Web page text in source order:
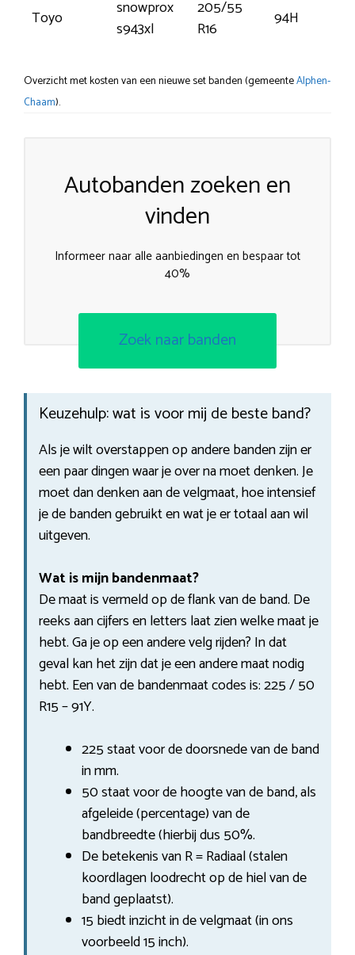
Toyo
snowprox
s943xl
205/55
R16
94H
Overzicht met kosten van een nieuwe set banden (gemeenteAlphen-
Chaam).
Autobanden zoeken en
vinden
Informeer naar alle aanbiedingen en bespaar tot
40%
Zoek naar banden
Keuzehulp: wat is voor mij de beste band?
Als je wilt overstappen op andere banden zijn er
een paar dingen waar je over na moet denken. Je
moet dan denken aan de velgmaat, hoe intensief
je de banden gebruikt en wat je er totaal aan wil
uitgeven.
Wat is mijn bandenmaat?
De maat is vermeld op de flank van de band. De
reeks aan cijfers en letters laat zien welke maat je
hebt. Ga je op een andere velg rijden? In dat
geval kan het zijn dat je een andere maat nodig
hebt. Een van de bandenmaat codes is: 225 / 50
R15 – 91Y.
225 staat voor de doorsnede van de band
in mm.
50 staat voor de hoogte van de band, als
afgeleide (percentage) van de
bandbreedte (hierbij dus 50%.
De betekenis van R = Radiaal (stalen
koordlagen loodrecht op de hiel van de
band geplaatst).
15 biedt inzicht in de velgmaat (in ons
voorbeeld 15 inch).